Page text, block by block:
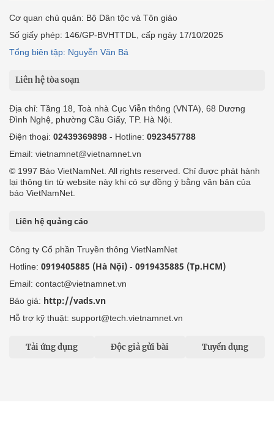
Cơ quan chủ quản: Bộ Dân tộc và Tôn giáo
Số giấy phép: 146/GP-BVHTTDL, cấp ngày 17/10/2025
Tổng biên tập: Nguyễn Văn Bá
Liên hệ tòa soạn
Địa chỉ: Tầng 18, Toà nhà Cục Viễn thông (VNTA), 68 Dương
Đình Nghệ, phường Cầu Giấy, TP. Hà Nội.
Điện thoại: 02439369898 - Hotline: 0923457788
Email: vietnamnet@vietnamnet.vn
© 1997 Báo VietNamNet. All rights reserved. Chỉ được phát hành
lại thông tin từ website này khi có sự đồng ý bằng văn bản của
báo VietNamNet.
Liên hệ quảng cáo
Công ty Cổ phần Truyền thông VietNamNet
Hotline: 0919405885 (Hà Nội) - 0919435885 (Tp.HCM)
Email: contact@vietnamnet.vn
Báo giá: http://vads.vn
Hỗ trợ kỹ thuật: support@tech.vietnamnet.vn
Tải ứng dụng Độc giả gửi bài Tuyển dụng